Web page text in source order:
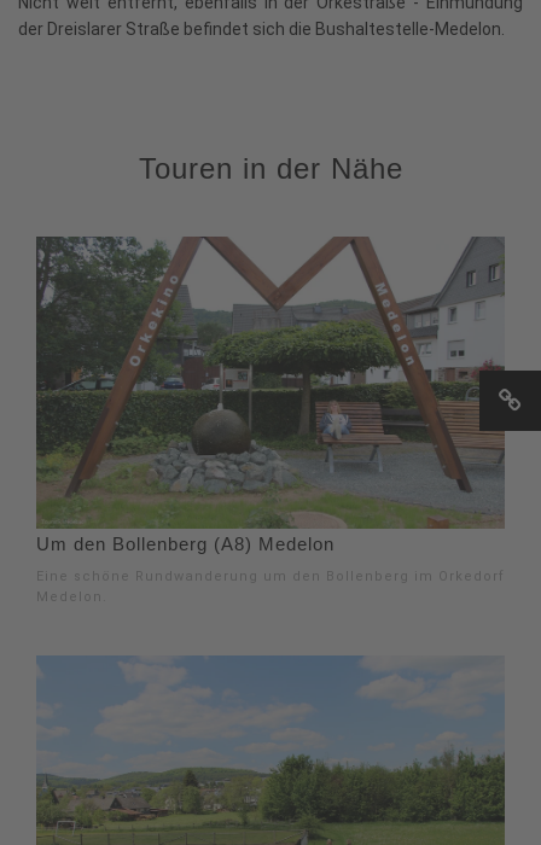
der Dreislarer Straße befindet sich die Bushaltestelle-Medelon.
Touren in der Nähe
Um den Bollenberg (A8) Medelon
Eine schöne Rundwanderung um den Bollenberg im Orkedorf
Medelon.